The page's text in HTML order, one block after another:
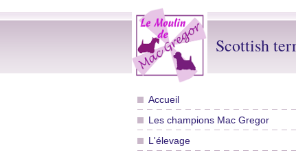
Scottish
Accueil
Les champions Mac Gregor
L'élevage